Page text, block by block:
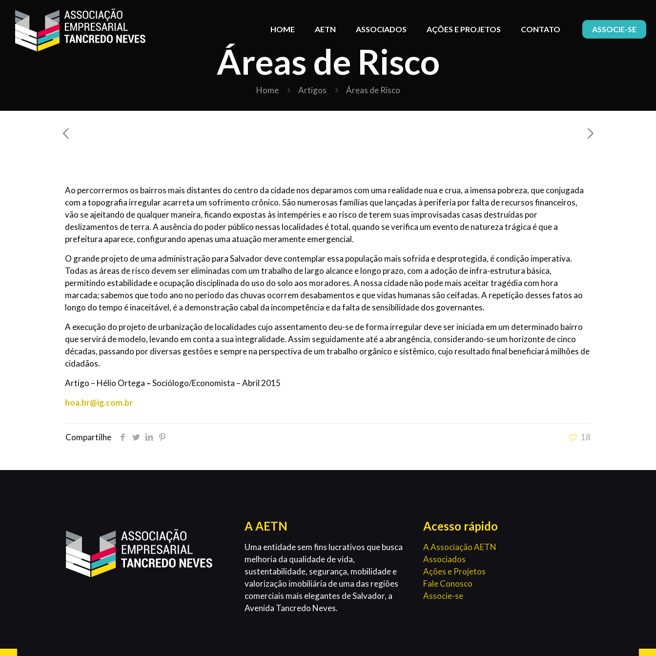
HOME AETN ASSOCIADOS AÇÕES E PROJETOS CONTATO ASSOCIE-SE
Áreas de Risco
Home Artigos Áreas de Risco
Ao percorrermos os bairros mais distantes do centro da cidade nos deparamos com uma realidade nua e crua, a imensa pobreza, que conjugada
com a topografia irregular acarreta um sofrimento crônico. São numerosas famílias que lançadas à periferia por falta de recursos financeiros,
vão se ajeitando de qualquer maneira, ficando expostas às intempéries e ao risco de terem suas improvisadas casas destruídas por
deslizamentos de terra. A ausência do poder público nessas localidades é total, quando se verifica um evento de natureza trágica é que a
prefeitura aparece, configurando apenas uma atuação meramente emergencial.
O grande projeto de uma administração para Salvador deve contemplar essa população mais sofrida e desprotegida, é condição imperativa.
Todas as áreas de risco devem ser eliminadas com um trabalho de largo alcance e longo prazo, com a adoção de infra-estrutura básica,
permitindo estabilidade e ocupação disciplinada do uso do solo aos moradores. A nossa cidade não pode mais aceitar tragédia com hora
marcada; sabemos que todo ano no período das chuvas ocorrem desabamentos e que vidas humanas são ceifadas. A repetição desses fatos ao
longo do tempo é inaceitável, é a demonstração cabal da incompetência e da falta de sensibilidade dos governantes.
A execução do projeto de urbanização de localidades cujo assentamento deu-se de forma irregular deve ser iniciada em um determinado bairro
que servirá de modelo, levando em conta a sua integralidade. Assim seguidamente até a abrangência, considerando-se um horizonte de cinco
décadas, passando por diversas gestões e sempre na perspectiva de um trabalho orgânico e sistêmico, cujo resultado final beneficiará milhões de
cidadãos.
Artigo – Hélio Ortega –Sociólogo/Economista – Abril 2015
hoa.br@ig.com.br
Compartilhe 18
A AETN
Uma entidade sem fins lucrativos que busca
melhoria da qualidade de vida,
sustentabilidade, segurança, mobilidade e
valorização imobiliária de uma das regiões
comerciais mais elegantes de Salvador, a
Avenida Tancredo Neves.
Acesso rápido
A Associação AETN
Associados
Ações e Projetos
Fale Conosco
Associe-se